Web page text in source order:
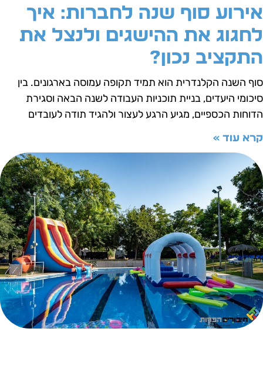
סוף שנה לחברות: איך
את ההישגים ולנצל את
נכון?
השנה הקלנדרית הוא תמיד תקופה עמוסה בארגונים. בין
היעדים, בניית תוכניות העבודה לשנה הבאה וסגירת
הכספיים, מגיע הרגע לעצור ולהגיד תודה לעובדים
עוד »